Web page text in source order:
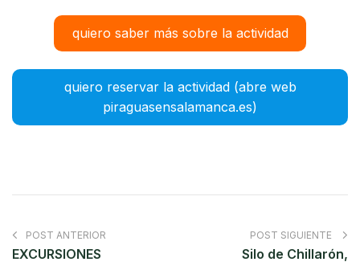
quiero saber más sobre la actividad
quiero reservar la actividad (abre web
piraguasensalamanca.es)
POST ANTERIOR
EXCURSIONES
POST SIGUIENTE
Silo de Chillarón,